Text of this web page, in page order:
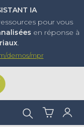
IA
pour vous
en réponse à
.
demos/mpr
Rechercher :